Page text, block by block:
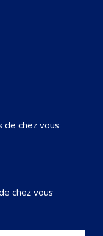
de chez vous
chez vous